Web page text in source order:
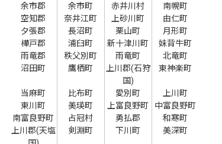
余市郡
余市町 赤井川村
南幌町
空知郡
奈井江町 上砂川町
由仁町
夕張郡
長沼町 栗山町
月形町
樺戸郡
浦臼町 新十津川町
妹背牛町
雨竜郡
秩父別町 雨竜町
北竜町
沼田町
鷹栖町
上川郡(石狩
国)
東神楽町
当麻町 比布町 愛別町
上川町
東川町
美瑛町 上富良野町
中富良野町
南富良野町
占冠村 勇払郡
和寒町
上川郡(天塩
剣淵町 下川町 美深町